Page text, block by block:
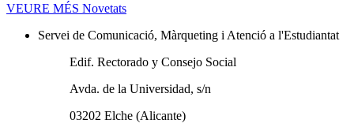
VEURE MÉS Novetats
Servei de Comunicació, Màrqueting i Atenció a l'Estudiantat
Edif. Rectorado y Consejo Social
Avda. de la Universidad, s/n
03202 Elche (Alicante)